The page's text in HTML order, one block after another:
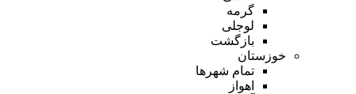
گرمه
لوجلی
بازگشت
خوزستان
تمام شهر‌ها
اهواز